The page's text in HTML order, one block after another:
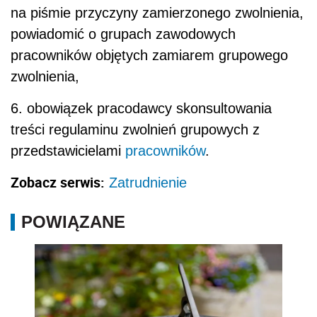
na piśmie przyczyny zamierzonego zwolnienia,
powiadomić o grupach zawodowych
pracowników objętych zamiarem grupowego
zwolnienia,
6. obowiązek pracodawcy skonsultowania
treści regulaminu zwolnień grupowych z
przedstawicielami pracowników.
Zobacz serwis: Zatrudnienie
POWIĄZANE